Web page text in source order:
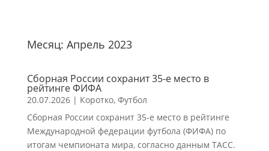
Месяц: Апрель 2023
Сборная России сохранит 35-е место в
рейтинге ФИФА
20.07.2026| Коротко, Футбол
Сборная России сохранит 35-е место в рейтинге
Международной федерации футбола (ФИФА) по
итогам чемпионата мира, согласно данным ТАСС.